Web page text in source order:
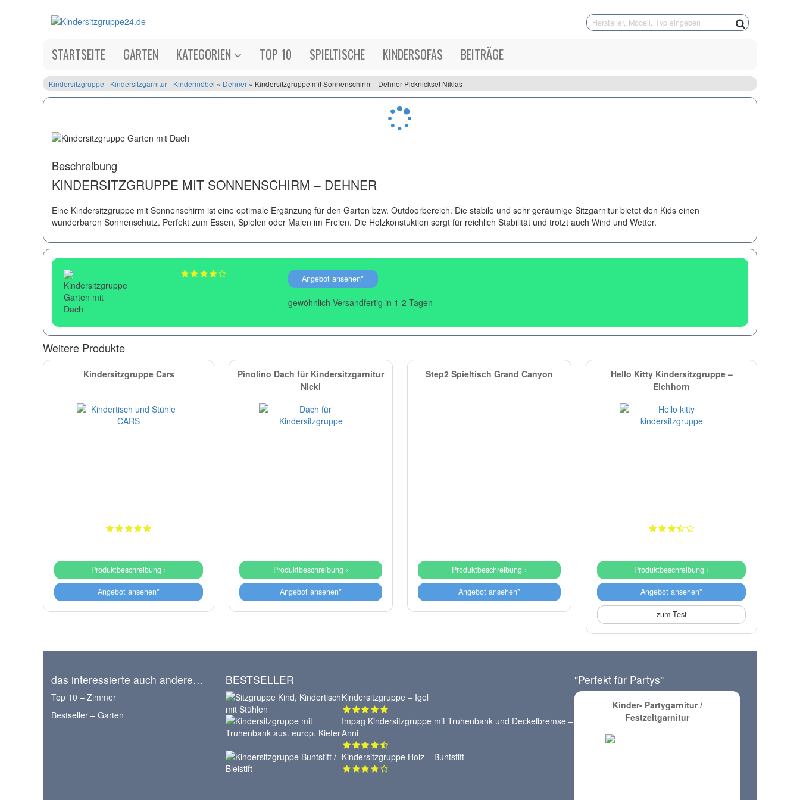
STARTSEITE GARTEN KATEGORIEN TOP 10 SPIELTISCHE KINDERSOFAS BEITRÄGE
Kindersitzgruppe - Kindersitzgarnitur - Kindermöbel » Dehner » Kindersitzgruppe mit Sonnenschirm – Dehner Picknickset Niklas
Beschreibung
KINDERSITZGRUPPE MIT SONNENSCHIRM – DEHNER
Eine Kindersitzgruppe mit Sonnenschirm ist eine optimale Ergänzung für den Garten bzw. Outdoorbereich. Die stabile und sehr geräumige Sitzgarnitur bietet den Kids einen
wunderbaren Sonnenschutz. Perfekt zum Essen, Spielen oder Malen im Freien. Die Holzkonstuktion sorgt für reichlich Stabilität und trotzt auch Wind und Wetter.
Angebot ansehen*
gewöhnlich Versandfertig in 1-2 Tagen
Weitere Produkte
Kindersitzgruppe Cars
Produktbeschreibung ›
Angebot ansehen*
Pinolino Dach für Kindersitzgarnitur
Nicki
Produktbeschreibung ›
Angebot ansehen*
Step2 Spieltisch Grand Canyon
Produktbeschreibung ›
Angebot ansehen*
Hello Kitty Kindersitzgruppe –
Eichhorn
Produktbeschreibung ›
Angebot ansehen*
zum Test
das interessierte auch andere…
Top 10 – Zimmer
Bestseller – Garten
BESTSELLER
Kindersitzgruppe – Igel
Impag Kindersitzgruppe mit Truhenbank und Deckelbremse –
Anni
Kindersitzgruppe Holz – Buntstift
"Perfekt für Partys"
Kinder- Partygarnitur /
Festzeltgarnitur